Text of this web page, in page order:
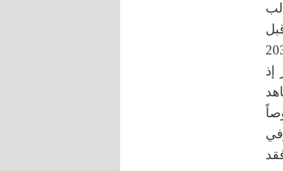
بلغ متوسط عدد الأزهار 203,11
إذ
وفي الشاهد
الشجرة 37,07 كغ وفي